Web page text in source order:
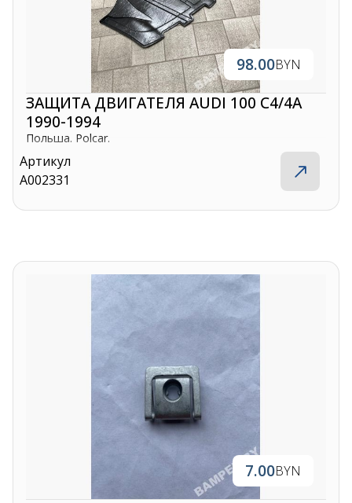
98.00BYN
ЗАЩИТА ДВИГАТЕЛЯ AUDI 100 C4/4A
1990-1994
Польша. Polcar.
Артикул
A002331
7.00BYN